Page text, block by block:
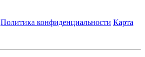
Политика конфиденциальности Карта